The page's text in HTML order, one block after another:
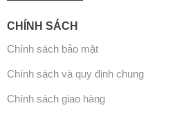
CHÍNH SÁCH
Chính sách bảo mật
Chính sách và quy định chung
Chính sách giao hàng